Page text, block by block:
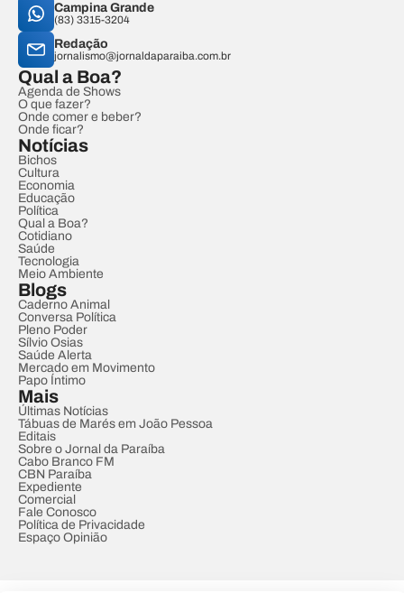
Campina Grande
(83) 3315-3204
Redação
jornalismo@jornaldaparaiba.com.br
Qual a Boa?
Agenda de Shows
O que fazer?
Onde comer e beber?
Onde ficar?
Notícias
Bichos
Cultura
Economia
Educação
Política
Qual a Boa?
Cotidiano
Saúde
Tecnologia
Meio Ambiente
Blogs
Caderno Animal
Conversa Política
Pleno Poder
Sílvio Osias
Saúde Alerta
Mercado em Movimento
Papo Íntimo
Mais
Últimas Notícias
Tábuas de Marés em João Pessoa
Editais
Sobre o Jornal da Paraíba
Cabo Branco FM
CBN Paraíba
Expediente
Comercial
Fale Conosco
Política de Privacidade
Espaço Opinião